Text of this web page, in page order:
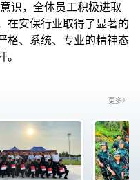
识，全体员工积极进取
在安保行业取得了显著的
格、系统、专业的精神态
。
更多〉